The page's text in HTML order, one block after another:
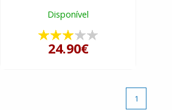
Disponível
24.90€
1